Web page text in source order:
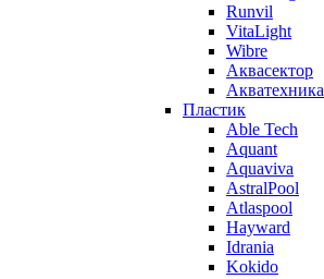
Runvil
VitaLight
Wibre
Аквасектор
Акватехника
Пластик
Able Tech
Aquant
Aquaviva
AstralPool
Atlaspool
Hayward
Idrania
Kokido